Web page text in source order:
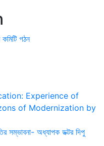
কমিটি গঠন
Experience of
of Modernization by
সম্ভাবনা- অধ্যাপক ডক্টর দিপু